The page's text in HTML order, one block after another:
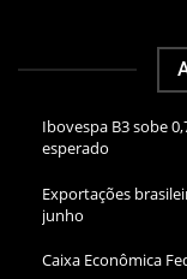
Ibovespa B3 sobe
esperado
Exportações
junho
Caixa Econômica